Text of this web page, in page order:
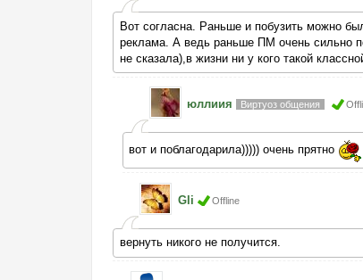
Вот согласна. Раньше и побузить можно
реклама. А ведь раньше ПМ очень сильно
не сказала),в жизни ни у кого такой
юллиия Виртуоз общения
вот и поблагодарила))))) очень прятно
Gli Offline
вернуть никого не получится.